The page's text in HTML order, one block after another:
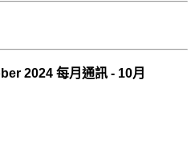
2024 每月通訊 - 10月